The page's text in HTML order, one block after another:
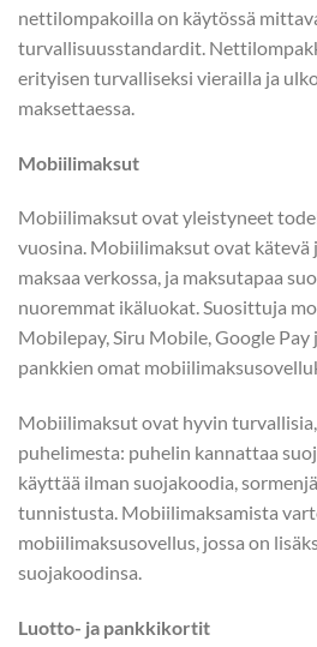
nettilompakoilla on käytössä
turvallisuusstandardit.
erityisen turvalliseksi vierailla ja
maksettaessa.
Mobiilimaksut
Mobiilimaksut ovat yleistyneet
vuosina. Mobiilimaksut ovat kätevä
maksaa verkossa, ja maksutapaa
nuoremmat ikäluokat. Suosittuja
Mobilepay, Siru Mobile, Google Pay
pankkien omat
Mobiilimaksut ovat hyvin
puhelimesta: puhelin kannattaa
käyttää ilman suojakoodia,
tunnistusta. Mobiilimaksamista
mobiilimaksusovellus, jossa on
suojakoodinsa.
Luotto- ja pankkikortit